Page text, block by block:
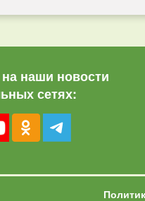
наши новости
сетях: